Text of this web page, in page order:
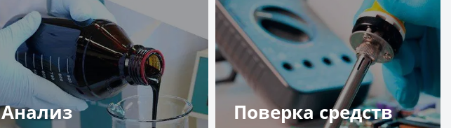
Подробнее Подробнее
Анализ
Поверка средств